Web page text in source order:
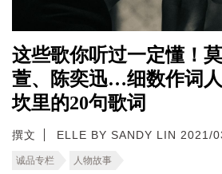
这些歌你听过一定懂！
萱、陈奕迅…细数作词
坎里的20句歌词
撰文 ELLE BY SANDY LIN 2021/
诚品专栏 人物故事